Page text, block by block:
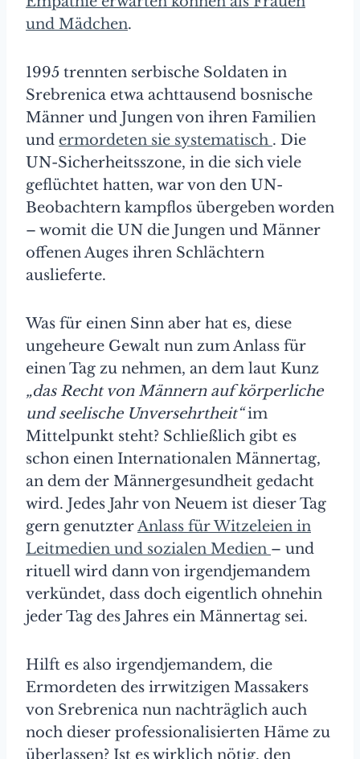
und Mädchen.
1995 trennten serbische Soldaten in
Srebrenica etwa achttausend bosnische
Männer und Jungen von ihren Familien
und ermordeten sie systematisch . Die
UN-Sicherheitsszone, in die sich viele
geflüchtet hatten, war von den UN-
Beobachtern kampflos übergeben worden
– womit die UN die Jungen und Männer
offenen Auges ihren Schlächtern
auslieferte.
Was für einen Sinn aber hat es, diese
ungeheure Gewalt nun zum Anlass für
einen Tag zu nehmen, an dem laut Kunz
„das Recht von Männern auf körperliche
und seelische Unversehrtheit“im
Mittelpunkt steht? Schließlich gibt es
schon einen Internationalen Männertag,
an dem der Männergesundheit gedacht
wird. Jedes Jahr von Neuem ist dieser Tag
gern genutzterAnlass für Witzeleien in
Leitmedien und sozialen Medien – und
rituell wird dann von irgendjemandem
verkündet, dass doch eigentlich ohnehin
jeder Tag des Jahres ein Männertag sei.
Hilft es also irgendjemandem, die
Ermordeten des irrwitzigen Massakers
von Srebrenica nun nachträglich auch
noch dieser professionalisierten Häme zu
überlassen? Ist es wirklich nötig, den